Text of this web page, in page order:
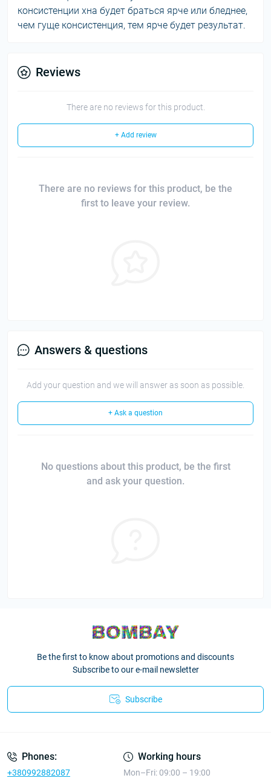
консистенции хна будет браться ярче или бледнее,
чем гуще консистенция, тем ярче будет результат.
Reviews
There are no reviews for this product.
+ Add review
There are no reviews for this product, be the
first to leave your review.
Answers & questions
Add your question and we will answer as soon as possible.
+ Ask a question
No questions about this product, be the first
and ask your question.
Be the first to know about promotions and discounts
Subscribe to our e-mail newsletter
Subscribe
Phones:
+380992882087
Working hours
Mon–Fri: 09:00 – 19:00